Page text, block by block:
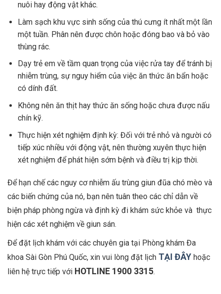
nuôi hay động vật khác.
Làm sạch khu vực sinh sống của thú cưng ít nhất một lần
một tuần. Phân nên được chôn hoặc đóng bao và bỏ vào
thùng rác.
Dạy trẻ em về tầm quan trọng của việc rửa tay để tránh bị
nhiễm trùng, sự nguy hiểm của việc ăn thức ăn bẩn hoặc
có dính đất.
Không nên ăn thịt hay thức ăn sống hoặc chưa được nấu
chín kỹ.
Thực hiện xét nghiệm định kỳ: Đối với trẻ nhỏ và người có
tiếp xúc nhiều với động vật, nên thường xuyên thực hiện
xét nghiệm để phát hiện sớm bệnh và điều trị kịp thời.
Để hạn chế các nguy cơ nhiễm ấu trùng giun đũa chó mèo và
các biến chứng của nó, bạn nên tuân theo các chỉ dẫn về
biện pháp phòng ngừa và định kỳ đi khám sức khỏe và thực
hiện các xét nghiệm về giun sán.
Để đặt lịch khám với các chuyên gia tại Phòng khám Đa
khoa Sài Gòn Phú Quốc, xin vui lòng đặt lịch TẠI ĐÂY hoặc
liên hệ trực tiếp với HOTLINE 1900 3315.